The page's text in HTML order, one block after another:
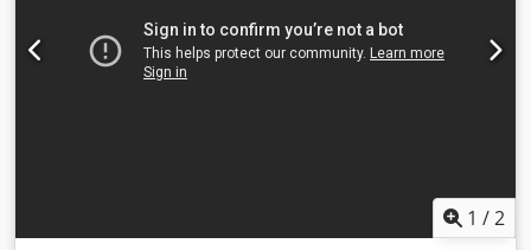
Draadbeugel-aanbrenger - Bedieningsplatformen
1 /2